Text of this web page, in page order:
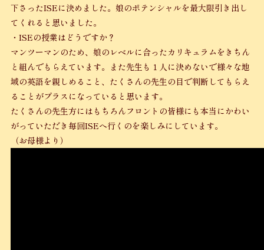
下さったISEに決めました。娘のポテンシャルを最大限引き出し
てくれると思いました。
・ISEの授業はどうですか？
マンツーマンのため、娘のレベルに合ったカリキュラムをきちん
と組んでもらえています。また先生も１人に決めないで様々な地
域の英語を親しめること、たくさんの先生の目で判断してもらえ
ることがプラスになっていると思います。
たくさんの先生方にはもちろんフロントの皆様にも本当にかわい
がっていただき毎回ISEへ行くのを楽しみにしています。
（お母様より）